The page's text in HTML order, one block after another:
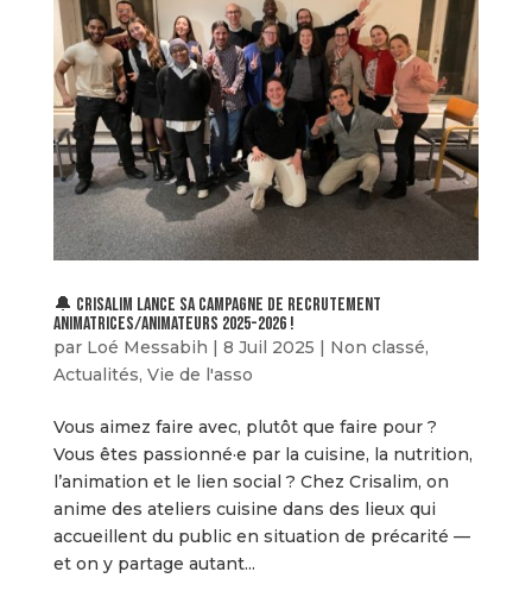
🔔 Crisalim lance sa campagne de recrutement
animatrices/animateurs 2025-2026 !
par Loé Messabih | 8 Juil 2025 | Non classé,
Actualités, Vie de l'asso
Vous aimez faire avec, plutôt que faire pour ?
Vous êtes passionné·e par la cuisine, la nutrition,
l’animation et le lien social ? Chez Crisalim, on
anime des ateliers cuisine dans des lieux qui
accueillent du public en situation de précarité —
et on y partage autant...